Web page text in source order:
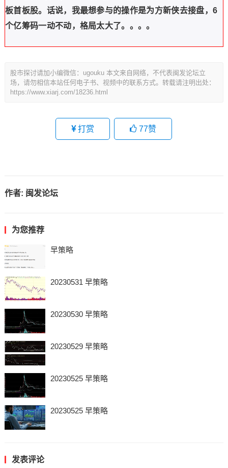
板首板股。话说，我最想参与的操作是为方新侠去接盘，6
个亿筹码一动不动，格局太大了。。。。
股市探讨请加小编微信：ugouku 本文来自网络，不代表闽发论坛立
场，请勿相信本站任何电子书、视频中的联系方式。转载请注明出处：
https://www.xiarj.com/18236.html
打赏 77赞
作者: 闽发论坛
为您推荐
早策略
20230531 早策略
20230530 早策略
20230529 早策略
20230525 早策略
20230525 早策略
发表评论